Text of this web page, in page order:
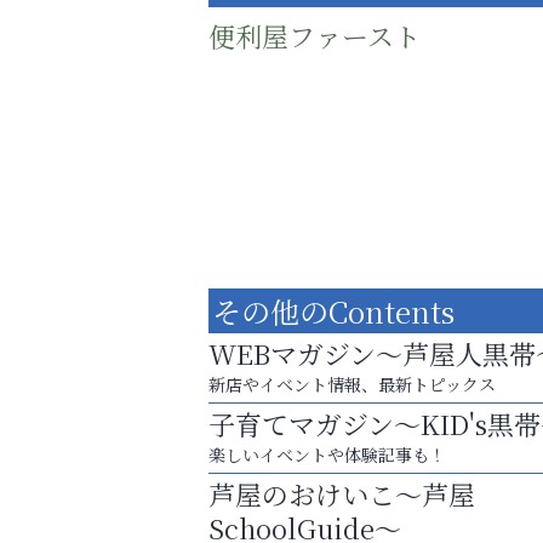
便利屋ファースト
庭のお手入れから遺品整理まで
ちょっとしたお困りごともOK!
アクイール芦屋店
その他のContents
WEBマガジン～芦屋人黒帯
新店やイベント情報、最新トピックス
子育てマガジン～KID's黒
楽しいイベントや体験記事も！
芦屋のおけいこ～芦屋
SchoolGuide～